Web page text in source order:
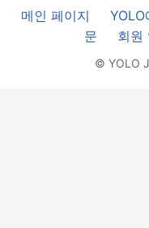
메인 페이지 YOLO
문
회원
© YOLO